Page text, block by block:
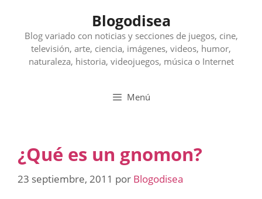
contenido
Blogodisea
Blog variado con noticias y secciones de juegos, cine,
televisión, arte, ciencia, imágenes, videos, humor,
naturaleza, historia, videojuegos, música o Internet
Menú
¿Qué es un gnomon?
23 septiembre, 2011 por Blogodisea